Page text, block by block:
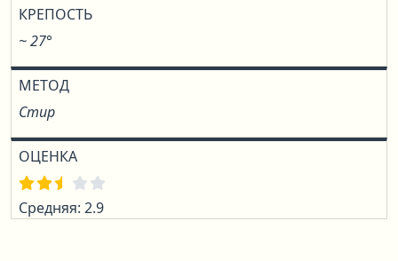
КРЕПОСТЬ
~ 27°
МЕТОД
Стир
ОЦЕНКА
Средняя: 2.9